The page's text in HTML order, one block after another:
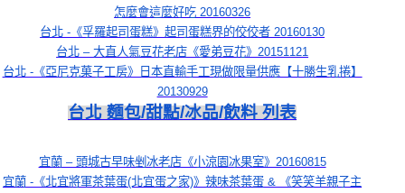
怎麼會這麼好吃 20160326
台北 -《孚羅起司蛋糕》起司蛋糕界的佼佼者 20160130
台北 – 大直人氣豆花老店《愛弟豆花》20151121
台北 -《亞尼克菓子工房》日本直輸手工現做限量供應【十勝生乳捲】
20130929
台北 麵包/甜點/冰品/飲料 列表
宜蘭 – 頭城古早味剉冰老店《小涼園冰果室》20160815
宜蘭 -《北宜將軍茶葉蛋(北宜蛋之家)》辣味茶葉蛋 & 《笑笑羊親子主